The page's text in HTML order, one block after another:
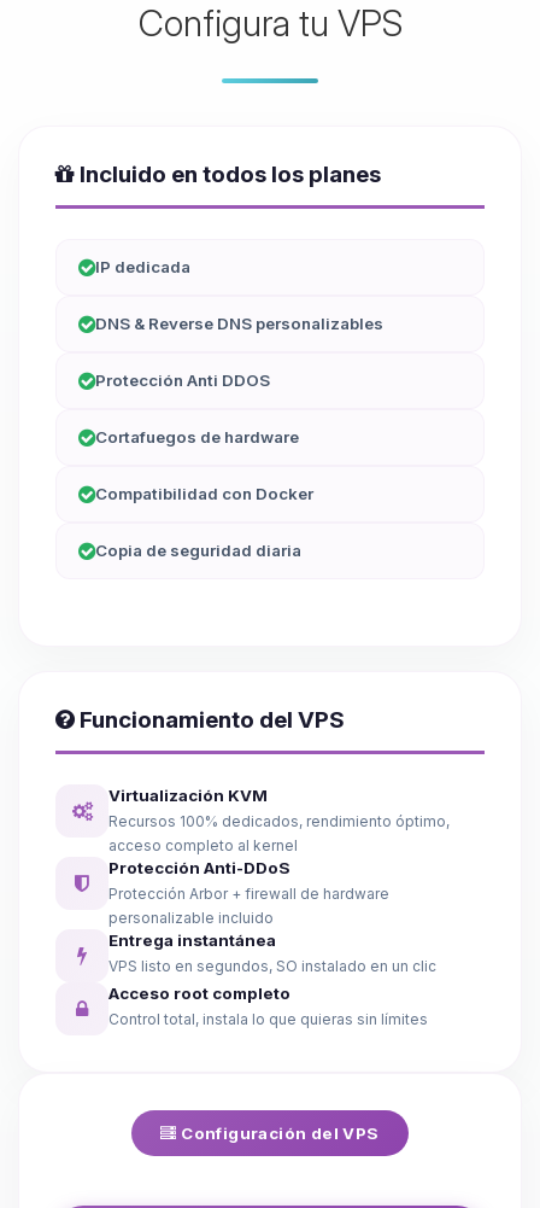
Configura tu VPS
Incluido en todos los planes
IP dedicada
DNS & Reverse DNS personalizables
Protección Anti DDOS
Cortafuegos de hardware
Compatibilidad con Docker
Copia de seguridad diaria
Funcionamiento del VPS
Virtualización KVM
Recursos 100% dedicados, rendimiento óptimo,
acceso completo al kernel
Protección Anti-DDoS
Protección Arbor + firewall de hardware
personalizable incluido
Entrega instantánea
VPS listo en segundos, SO instalado en un clic
Acceso root completo
Control total, instala lo que quieras sin límites
Configuración del VPS